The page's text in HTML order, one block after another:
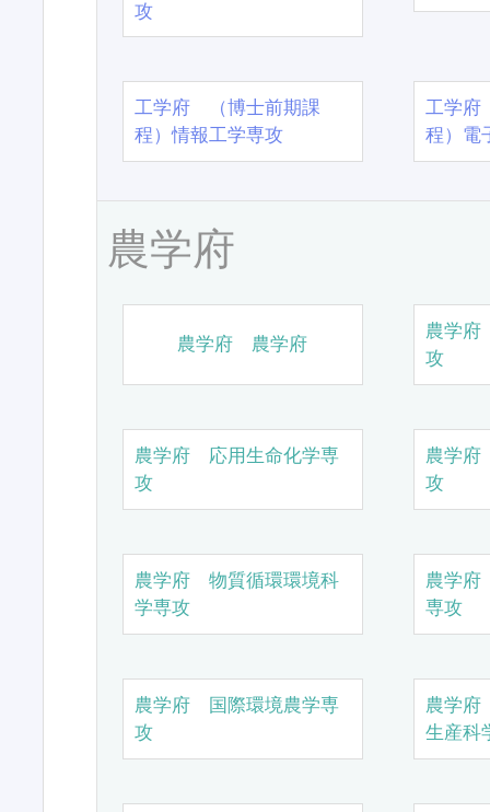
攻
工学府 （博士前期課
程）情報工学専攻
工学
程）電
農学府
農学府 農学府
農学
攻
農学府 応用生命化学専
攻
農学
攻
農学府 物質循環環境科
学専攻
農学
専攻
農学府 国際環境農学専
攻
農学
生産科